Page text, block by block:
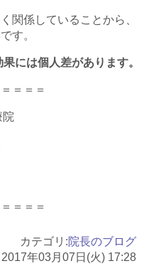
関係していることから、
す。
には個人差があります。
＝＝＝
院
＝＝＝
カテゴリ:院長のブログ
2017年03月07日(火) 17:28